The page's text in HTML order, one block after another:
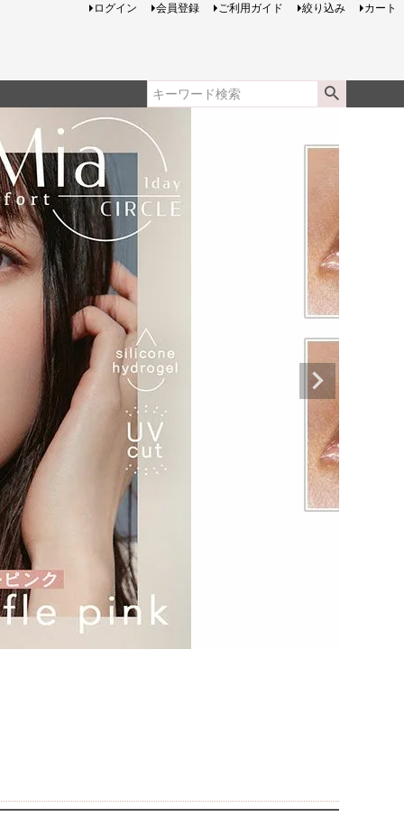
ログイン 会員登録 ご利用ガイド 絞り込み カート